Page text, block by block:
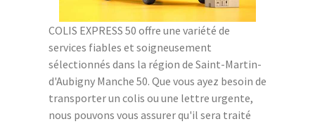
COLIS EXPRESS 50 offre une variété de
services fiables et soigneusement
sélectionnés dans la région de Saint-Martin-
d'Aubigny Manche 50. Que vous ayez besoin de
transporter un colis ou une lettre urgente,
nous pouvons vous assurer qu'il sera traité